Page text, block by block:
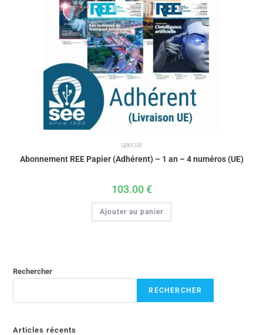
special
Abonnement REE Papier (Adhérent) – 1 an – 4 numéros (UE)
103.00€
Ajouter au panier
Rechercher
RECHERCHER
Articles récents